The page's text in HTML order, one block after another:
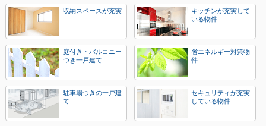
収納スペースが充実
キッチンが充実して
いる物件
庭付き・バルコニー
つき一戸建て
省エネルギー対策物
件
駐車場つきの一戸建
て
セキュリティが充実
している物件